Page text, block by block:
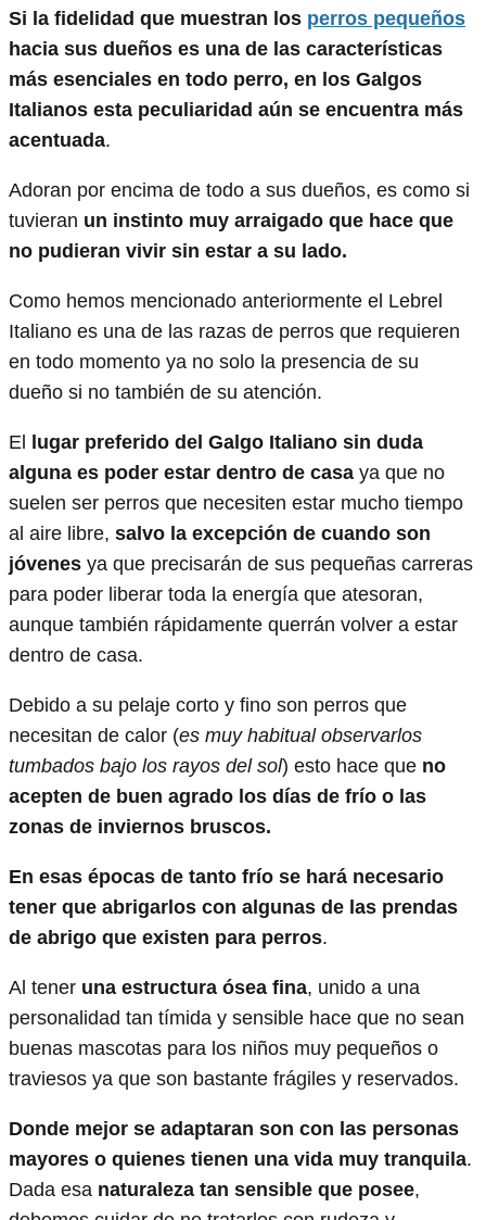
Si la fidelidad que muestran los perros pequeños
hacia sus dueños es una de las características
más esenciales en todo perro, en los Galgos
Italianos esta peculiaridad aún se encuentra más
acentuada.
Adoran por encima de todo a sus dueños, es como si
tuvieran un instinto muy arraigado que hace que
no pudieran vivir sin estar a su lado.
Como hemos mencionado anteriormente el Lebrel
Italiano es una de las razas de perros que requieren
en todo momento ya no solo la presencia de su
dueño si no también de su atención.
El lugar preferido del Galgo Italiano sin duda
alguna es poder estar dentro de casa ya que no
suelen ser perros que necesiten estar mucho tiempo
al aire libre, salvo la excepción de cuando son
jóvenes ya que precisarán de sus pequeñas carreras
para poder liberar toda la energía que atesoran,
aunque también rápidamente querrán volver a estar
dentro de casa.
Debido a su pelaje corto y fino son perros que
necesitan de calor (es muy habitual observarlos
tumbados bajo los rayos del sol) esto hace que no
acepten de buen agrado los días de frío o las
zonas de inviernos bruscos.
En esas épocas de tanto frío se hará necesario
tener que abrigarlos con algunas de las prendas
de abrigo que existen para perros.
Al tener una estructura ósea fina, unido a una
personalidad tan tímida y sensible hace que no sean
buenas mascotas para los niños muy pequeños o
traviesos ya que son bastante frágiles y reservados.
Donde mejor se adaptaran son con las personas
mayores o quienes tienen una vida muy tranquila.
Dada esa naturaleza tan sensible que posee,